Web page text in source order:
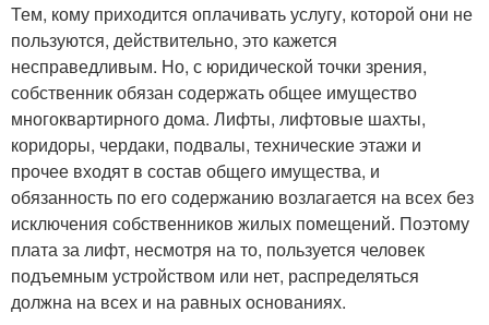
Тем, кому приходится оплачивать услугу, которой они не
пользуются, действительно, это кажется
несправедливым. Но, с юридической точки зрения,
собственник обязан содержать общее имущество
многоквартирного дома. Лифты, лифтовые шахты,
коридоры, чердаки, подвалы, технические этажи и
прочее входят в состав общего имущества, и
обязанность по его содержанию возлагается на всех без
исключения собственников жилых помещений. Поэтому
плата за лифт, несмотря на то, пользуется человек
подъемным устройством или нет, распределяться
должна на всех и на равных основаниях.